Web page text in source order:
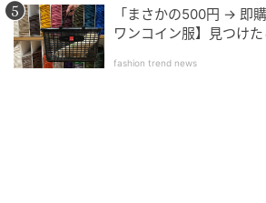
ジャケット合わせで洗練見え♪
サムコーデ
「まさかの500円 → 即
ワンコイン服】見つけ
fashion trend news